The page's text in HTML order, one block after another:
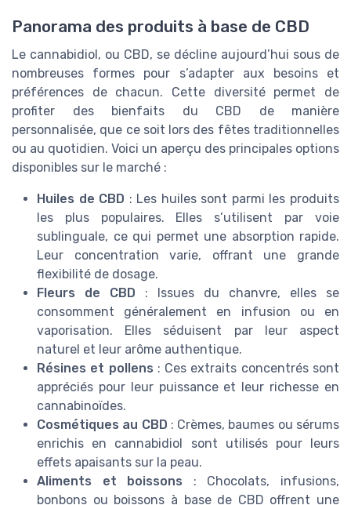
Panorama des produits à base de CBD
Le cannabidiol, ou CBD, se décline aujourd’hui sous de
nombreuses formes pour s’adapter aux besoins et
préférences de chacun. Cette diversité permet de
profiter des bienfaits du CBD de manière
personnalisée, que ce soit lors des fêtes traditionnelles
ou au quotidien. Voici un aperçu des principales options
disponibles sur le marché :
Huiles de CBD : Les huiles sont parmi les produits
les plus populaires. Elles s’utilisent par voie
sublinguale, ce qui permet une absorption rapide.
Leur concentration varie, offrant une grande
flexibilité de dosage.
Fleurs de CBD : Issues du chanvre, elles se
consomment généralement en infusion ou en
vaporisation. Elles séduisent par leur aspect
naturel et leur arôme authentique.
Résines et pollens : Ces extraits concentrés sont
appréciés pour leur puissance et leur richesse en
cannabinoïdes.
Cosmétiques au CBD : Crèmes, baumes ou sérums
enrichis en cannabidiol sont utilisés pour leurs
effets apaisants sur la peau.
Aliments et boissons : Chocolats, infusions,
bonbons ou boissons à base de CBD offrent une